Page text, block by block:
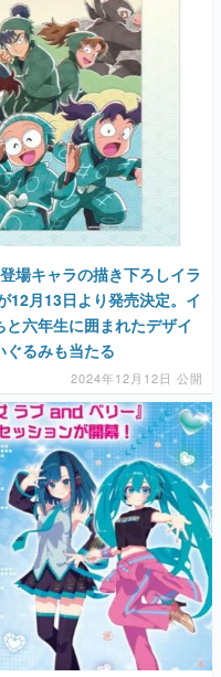
場キャラの描き下ろしイラ
12月13日より発売決定。イ
六年生に囲まれたデザイ
ぐるみも当たる
2024年12月12日 公開
ベリー』の超かわいいコ
いるクリアキーチェーンと